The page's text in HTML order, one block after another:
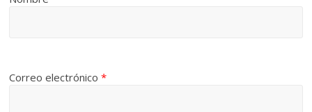
Correo electrónico*